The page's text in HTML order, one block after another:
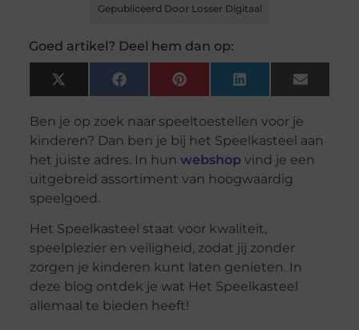
Gepubliceerd Door Losser Digitaal
Goed artikel? Deel hem dan op:
X
(Twitter)
FacebookPinterest LinkedIn Email
Ben je op zoek naar speeltoestellen voor je
kinderen? Dan ben je bij het Speelkasteel aan
het juiste adres. In hun webshop vind je een
uitgebreid assortiment van hoogwaardig
speelgoed.
Het Speelkasteel staat voor kwaliteit,
speelplezier en veiligheid, zodat jij zonder
zorgen je kinderen kunt laten genieten. In
deze blog ontdek je wat Het Speelkasteel
allemaal te bieden heeft!